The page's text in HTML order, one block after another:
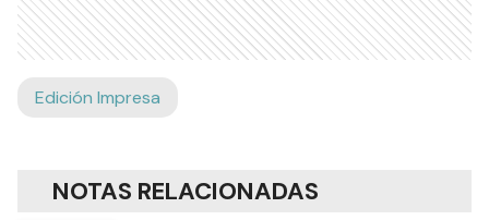
Edición Impresa
NOTAS RELACIONADAS